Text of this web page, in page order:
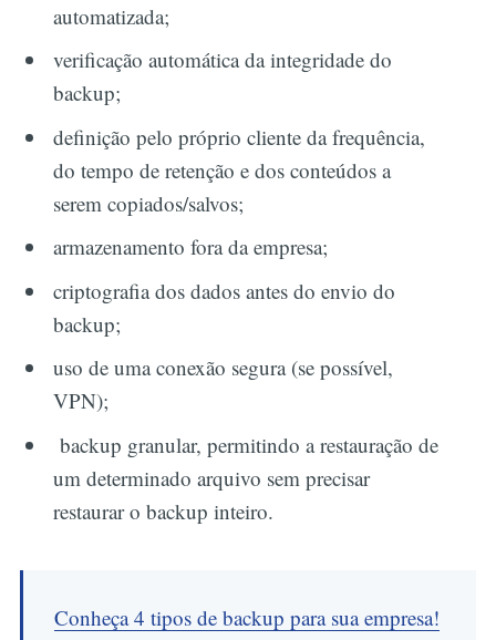
automatizada;
verificação automática da integridade do
backup;
definição pelo próprio cliente da frequência,
do tempo de retenção e dos conteúdos a
serem copiados/salvos;
armazenamento fora da empresa;
criptografia dos dados antes do envio do
backup;
uso de uma conexão segura (se possível,
VPN);
backup granular, permitindo a restauração de
um determinado arquivo sem precisar
restaurar o backup inteiro.
Conheça 4 tipos de backup para sua empresa!